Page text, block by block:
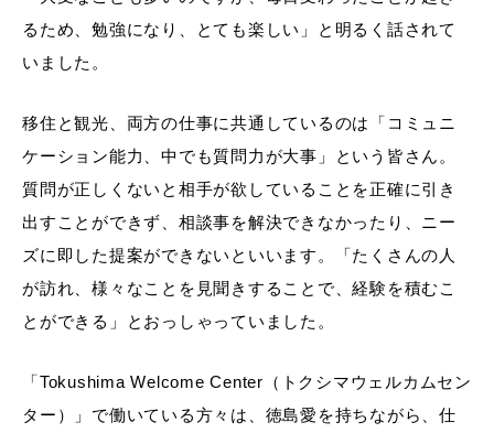
るため、勉強になり、とても楽しい」と明るく話されて
いました。
移住と観光、両方の仕事に共通しているのは「コミュニ
ケーション能力、中でも質問力が大事」という皆さん。
質問が正しくないと相手が欲していることを正確に引き
出すことができず、相談事を解決できなかったり、ニー
ズに即した提案ができないといいます。「たくさんの人
が訪れ、様々なことを見聞きすることで、経験を積むこ
とができる」とおっしゃっていました。
「Tokushima Welcome Center（トクシマウェルカムセン
ター）」で働いている方々は、徳島愛を持ちながら、仕